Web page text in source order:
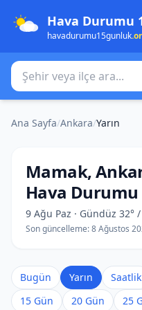
Hava Durumu
havadurumu15gunluk
Şehir veya ilçe ara
Ana Sayfa/Ankara/Yarın
Mamak,
Hava Durumu
9 Ağu Paz · Gündüz 32°
Son güncelleme:8 Ağustos
Bugün Yarın Saatlik
15 Gün
20 Gün 25